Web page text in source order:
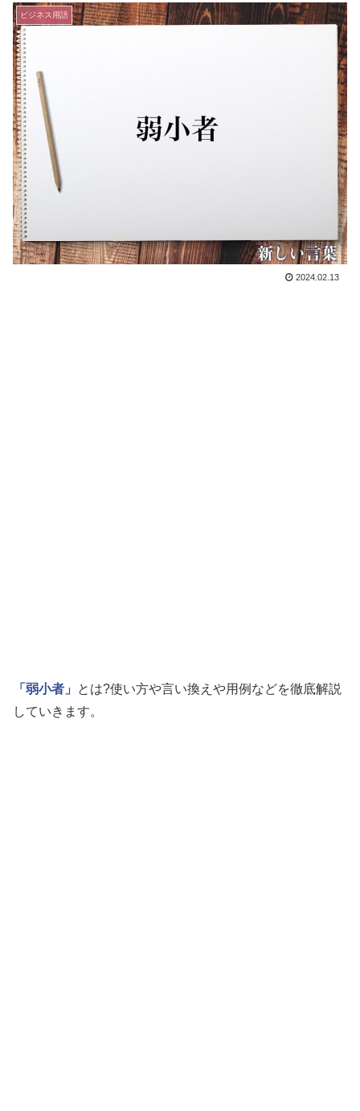
ビジネス用語
2024.02.13
「弱小者」
とは?使い方や言い換えや用例などを徹底解説
していきます。